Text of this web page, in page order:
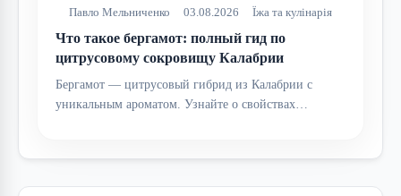
Павло Мельниченко 03.08.2026 Їжа та кулінарія
Что такое бергамот: полный гид по
цитрусовому сокровищу Калабрии
Бергамот — цитрусовый гибрид из Калабрии с
уникальным ароматом. Узнайте о свойствах…